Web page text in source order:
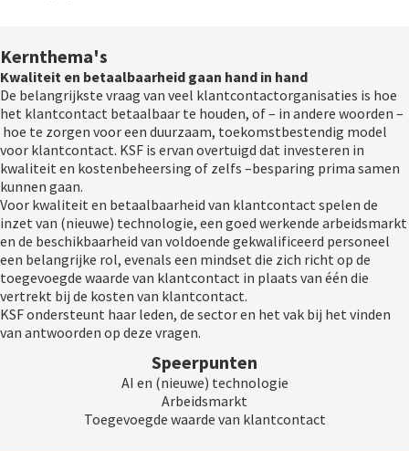
Kernthema's
Kwaliteit en betaalbaarheid gaan hand in hand
De belangrijkste vraag van veel klantcontactorganisaties is hoe
het klantcontact betaalbaar te houden, of – in andere woorden –
hoe te zorgen voor een duurzaam, toekomstbestendig model
voor klantcontact. KSF is ervan overtuigd dat investeren in
kwaliteit en kostenbeheersing of zelfs –besparing prima samen
kunnen gaan.
Voor kwaliteit en betaalbaarheid van klantcontact spelen de
inzet van (nieuwe) technologie, een goed werkende arbeidsmarkt
en de beschikbaarheid van voldoende gekwalificeerd personeel
een belangrijke rol, evenals een mindset die zich richt op de
toegevoegde waarde van klantcontact in plaats van één die
vertrekt bij de kosten van klantcontact.
KSF ondersteunt haar leden, de sector en het vak bij het vinden
van antwoorden op deze vragen.
Speerpunten
AI en (nieuwe) technologie
Arbeidsmarkt
Toegevoegde waarde van klantcontact